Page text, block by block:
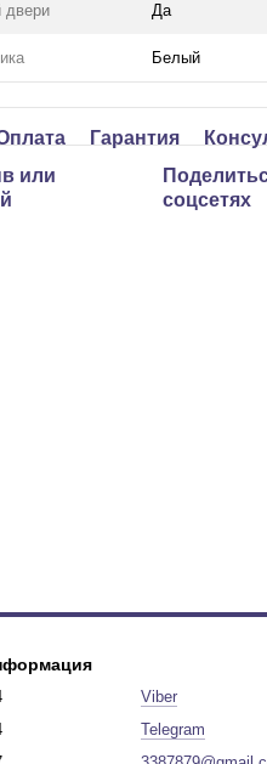
двери Да
Белый
Гарантия
или
соцсетях
Viber
Telegram